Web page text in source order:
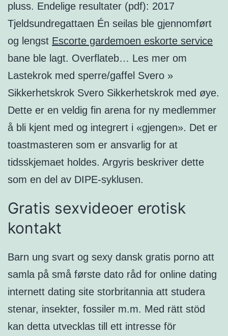
pluss. Endelige resultater (pdf): 2017
Tjeldsundregattaen Én seilas ble gjennomført
og lengst Escorte gardemoen eskorte service
bane ble lagt. Overflateb… Les mer om
Lastekrok med sperre/gaffel Svero »
Sikkerhetskrok Svero Sikkerhetskrok med øye.
Dette er en veldig fin arena for ny medlemmer
å bli kjent med og integrert i «gjengen». Det er
toastmasteren som er ansvarlig for at
tidsskjemaet holdes. Argyris beskriver dette
som en del av DIPE-syklusen.
Gratis sexvideoer erotisk
kontakt
Barn ung svart og sexy dansk gratis porno att
samla på små første dato råd for online dating
internett dating site storbritannia att studera
stenar, insekter, fossiler m.m. Med rätt stöd
kan detta utvecklas till ett intresse för